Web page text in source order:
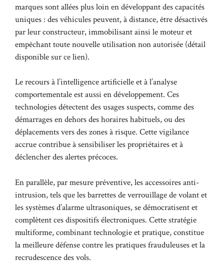
marques sont allées plus loin en développant des capacités
uniques : des véhicules peuvent, à distance, être désactivés
par leur constructeur, immobilisant ainsi le moteur et
empêchant toute nouvelle utilisation non autorisée (détail
disponible surce lien).
Le recours à l’intelligence artificielle et à l’analyse
comportementale est aussi en développement. Ces
technologies détectent des usages suspects, comme des
démarrages en dehors des horaires habituels, ou des
déplacements vers des zones à risque. Cette vigilance
accrue contribue à sensibiliser les propriétaires et à
déclencher des alertes précoces.
En parallèle, par mesure préventive, les accessoires anti-
intrusion, tels que les barrettes de verrouillage de volant et
les systèmes d’alarme ultrasoniques, se démocratisent et
complètent ces dispositifs électroniques. Cette stratégie
multiforme, combinant technologie et pratique, constitue
la meilleure défense contre les pratiques frauduleuses et la
recrudescence des vols.